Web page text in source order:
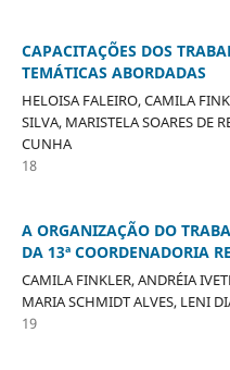
CAPACITAÇÕES DOS
TEMÁTICAS ABORDADAS
HELOISA FALEIRO, CAMILA
SILVA, MARISTELA SOARES DE
CUNHA
18
A ORGANIZAÇÃO DO
DA 13ª COORDENADORIA
CAMILA FINKLER, ANDRÉIA
MARIA SCHMIDT ALVES, LENI
19